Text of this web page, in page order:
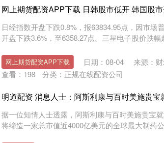
网上期货配资APP下载 日韩股市低开 韩国股
日经指数开盘下跌0.8%，报63834.95点，因市场
开盘下跌3.6%，至6358.27点。三星电子股价跌幅
网上期货配资APP下载 日期：08-04
来源：
查看： 198 分类： 正规在线配资公司
明道配资 消息人士：阿斯利康与百时美施贵
据一位知情人士透露，阿斯利康与百时美施贵宝
将缔造一家总市值近4000亿美元的全球最大制药